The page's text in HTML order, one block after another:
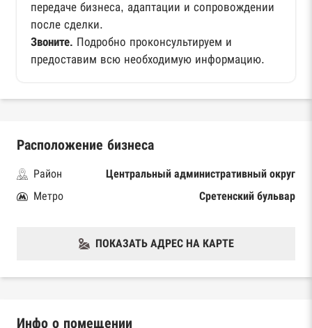
передаче бизнеса, адаптации и сопровождении
после сделки.
Звоните. Подробно проконсультируем и
предоставим всю необходимую информацию.
Расположение бизнеса
Район
Центральный административный округ
Метро
Сретенский бульвар
ПОКАЗАТЬ АДРЕС НА КАРТЕ
Инфо о помещении